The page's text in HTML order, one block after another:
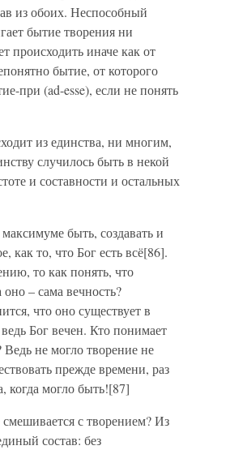
из обоих. Неспособный
бытие творения ни
происходить иначе как от
бытие, от которого
при (ad-esse), если не понять
из единства, ни многим,
случилось быть в некой
и составности и остальных
быть, создавать и
как то, что Бог есть всё[86].
то как понять, что
– сама вечность?
что оно существует в
Бог вечен. Кто понимает
Ведь не могло творение не
прежде времени, раз
когда могло быть![87]
с творением? Из
состав: без